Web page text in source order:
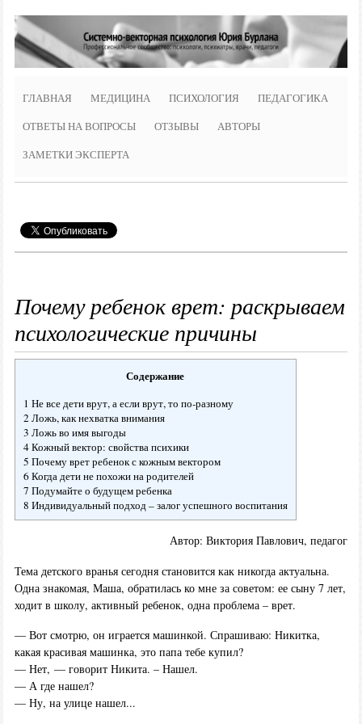
ГЛАВНАЯ МЕДИЦИНА ПСИХОЛОГИЯ ПЕДАГОГИКА
ОТВЕТЫ НА ВОПРОСЫ ОТЗЫВЫ АВТОРЫ
ЗАМЕТКИ ЭКСПЕРТА
Почему ребенок врет: раскрываем
психологические причины
Содержание
1 Не все дети врут, а если врут, то по-разному
2 Ложь, как нехватка внимания
3 Ложь во имя выгоды
4 Кожный вектор: свойства психики
5 Почему врет ребенок с кожным вектором
6 Когда дети не похожи на родителей
7 Подумайте о будущем ребенка
8 Индивидуальный подход – залог успешного воспитания
Автор: Виктория Павлович, педагог
Тема детского вранья сегодня становится как никогда актуальна.
Одна знакомая, Маша, обратилась ко мне за советом: ее сыну 7 лет,
ходит в школу, активный ребенок, одна проблема – врет.
— Вот смотрю, он играется машинкой. Спрашиваю: Никитка,
какая красивая машинка, это папа тебе купил?
— Нет, — говорит Никита. – Нашел.
— А где нашел?
— Ну, на улице нашел...